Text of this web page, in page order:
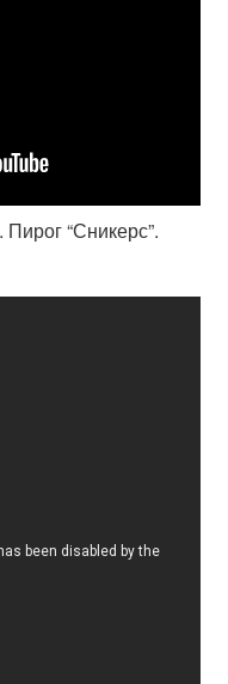
“Сникерс”.